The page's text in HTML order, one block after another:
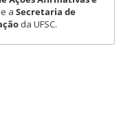
a Secretaria de
da UFSC.